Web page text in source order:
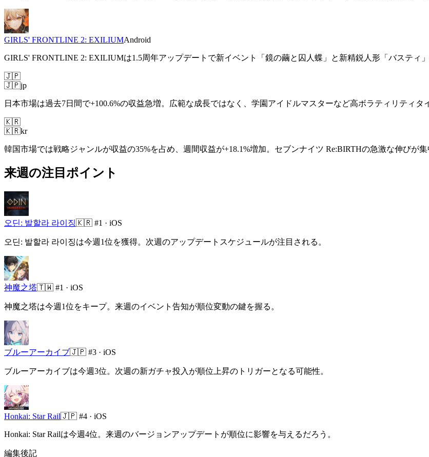
GIRLS' FRONTLINE 2: EXILIUMAndroid
GIRLS' FRONTLINE 2: EXILIUMは1.5周年アップデートで新イベント「鏡の繭と囚人蝶」と新精鋭人形「バスティ
🇯🇵
🇯🇵jp
日本市場は過去7日間で+100.6%の収益急増。広範な成長ではなく、学園アイドルマスターなど高ボラティリティタ
🇰🇷
🇰🇷kr
韓国市場では戦略ジャンルが収益の35%を占め、週間収益が+18.1%増加。セブンナイツ Re:BIRTHの急激な伸びが集
来週の注目ポイント
오딘: 발할라 라이징🇰🇷 #1 · iOS
오딘: 발할라 라이징は今週1位を獲得。次週のアップデートスケジュールが注目される。
神魔之塔🇹🇼 #1 · iOS
神魔之塔は今週1位をキープ。来週のイベント告知が順位変動の鍵を握る。
ブルーアーカイブ🇯🇵 #3 · iOS
ブルーアーカイブは今週3位。次週の新ガチャ投入が順位上昇のトリガーとなる可能性。
Honkai: Star Rail🇯🇵 #4 · iOS
Honkai: Star Railは今週4位。来週のバージョンアップデートが順位に影響を与えるだろう。
編集後記